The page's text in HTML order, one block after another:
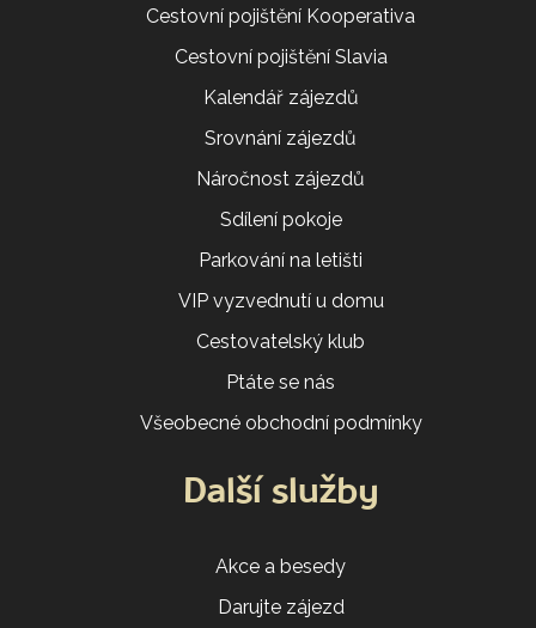
Cestovní pojištění Kooperativa
Cestovní pojištění Slavia
Kalendář zájezdů
Srovnání zájezdů
Náročnost zájezdů
Sdílení pokoje
Parkování na letišti
VIP vyzvednutí u domu
Cestovatelský klub
Ptáte se nás
Všeobecné obchodní podmínky
Další služby
Akce a besedy
Darujte zájezd